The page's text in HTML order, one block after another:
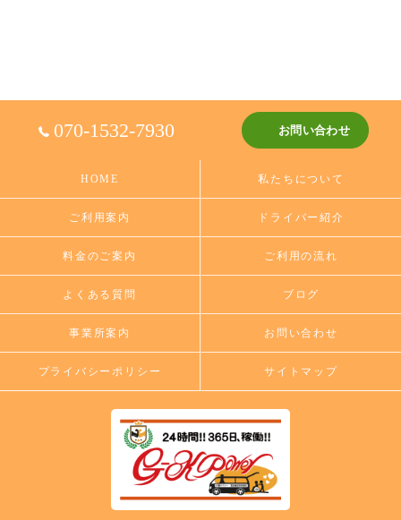
070-1532-7930 お問い合わせ
HOME 私たちについて
ご利用案内 ドライバー紹介
料金のご案内 ご利用の流れ
よくある質問 ブログ
事業所案内 お問い合わせ
プライバシーポリシー サイトマップ